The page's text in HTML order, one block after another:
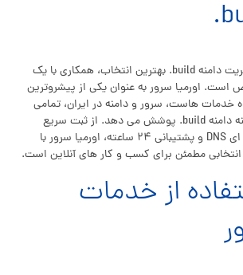
برای ثبت، خرید و مدیریت دامنه build. بهترین انتخاب، همکاری با یک
اورمیا سرور به عنوان یکی از پیشروترین
خدمات هاست، سرور و دامنه در ایران، تمامی
نیازهای شما را در زمینه دامنه build. پوشش می دهد. از ثبت سریع
دامنه تا مدیریت حرفه ای DNS و پشتیبانی ۲۴ ساعته، اورمیا سرور با
مطمئن برای کسب و کار های آنلاین است.
از خدمات